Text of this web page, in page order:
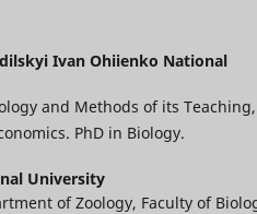
Ivan Ohiienko National
and Methods of its Teaching,
PhD in Biology.
University
of Zoology, Faculty of